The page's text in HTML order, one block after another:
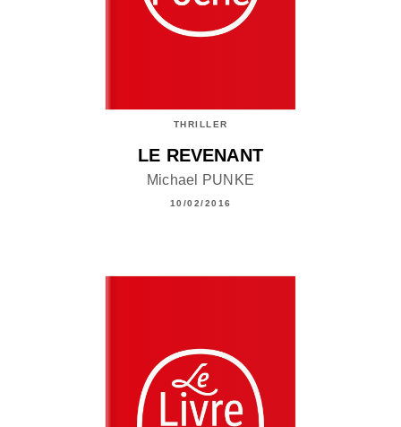
THRILLER
LE REVENANT
Michael PUNKE
10/02/2016